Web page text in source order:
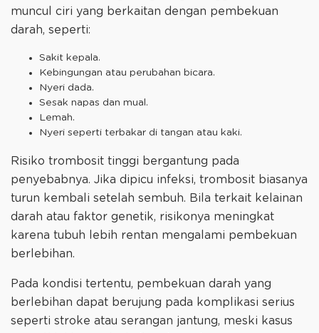
muncul ciri yang berkaitan dengan pembekuan
darah, seperti:
Sakit kepala.
Kebingungan atau perubahan bicara.
Nyeri dada.
Sesak napas dan mual.
Lemah.
Nyeri seperti terbakar di tangan atau kaki.
Risiko trombosit tinggi bergantung pada
penyebabnya. Jika dipicu infeksi, trombosit biasanya
turun kembali setelah sembuh. Bila terkait kelainan
darah atau faktor genetik, risikonya meningkat
karena tubuh lebih rentan mengalami pembekuan
berlebihan.
Pada kondisi tertentu, pembekuan darah yang
berlebihan dapat berujung pada komplikasi serius
seperti stroke atau serangan jantung, meski kasus